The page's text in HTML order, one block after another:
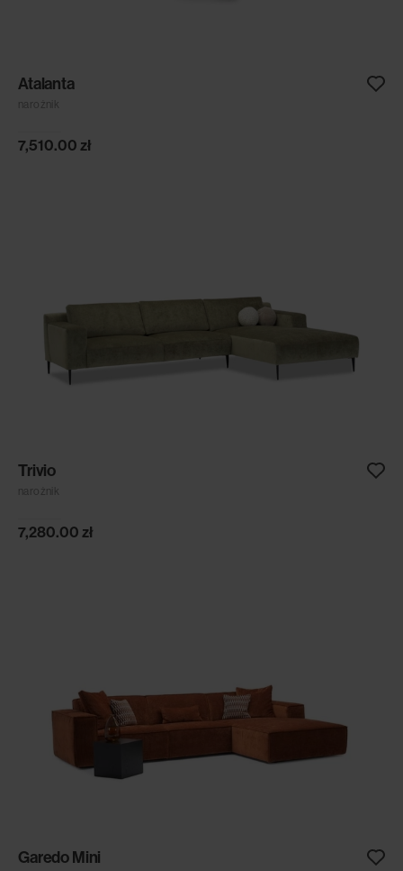
Atalanta
narożnik
7,510.00 zł
Trivio
narożnik
7,280.00 zł
Garedo Mini